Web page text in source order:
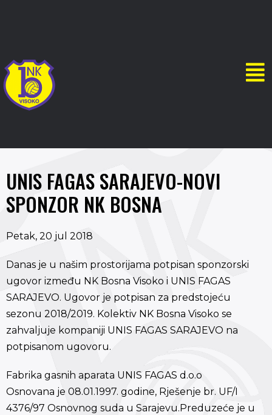
UNIS FAGAS SARAJEVO-NOVI
SPONZOR NK BOSNA
Petak, 20 jul 2018
Danas je u našim prostorijama potpisan sponzorski
ugovor između NK Bosna Visoko i UNIS FAGAS
SARAJEVO. Ugovor je potpisan za predstojeću
sezonu 2018/2019. Kolektiv NK Bosna Visoko se
zahvaljuje kompaniji UNIS FAGAS SARAJEVO na
potpisanom ugovoru.
Fabrika gasnih aparata UNIS FAGAS d.o.o
Osnovana je 08.01.1997. godine, Rješenje br. UF/I
4376/97 Osnovnog suda u Sarajevu.Preduzeće je u